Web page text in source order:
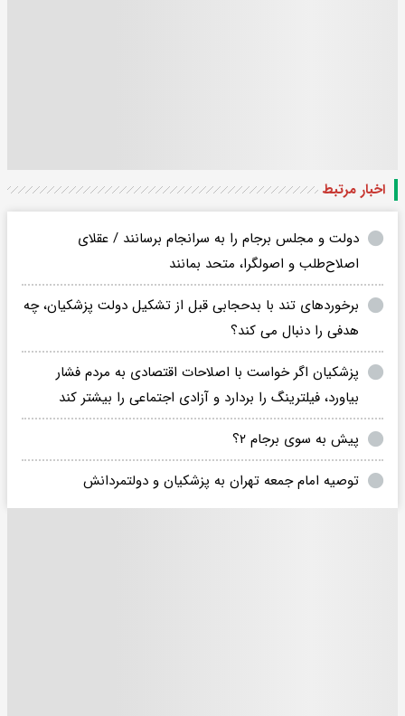
اخبار مرتبط
دولت و مجلس برجام را به سرانجام برسانند / عقلای
اصلاح‌طلب و اصولگرا، متحد بمانند
برخوردهای تند با بدحجابی قبل از تشکیل دولت پزشکیان، چه
هدفی را دنبال می کند؟
پزشکیان اگر خواست با اصلاحات اقتصادی به مردم فشار
بیاورد، فیلترینگ را بردارد و آزادی اجتماعی را بیشتر کند
پیش به سوی برجام ۲؟
توصیه امام جمعه تهران به پزشکیان و دولتمردانش